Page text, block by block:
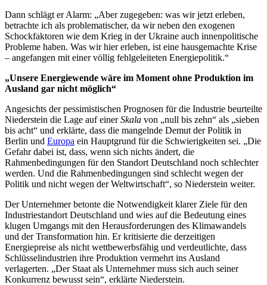
Dann schlägt er Alarm: „Aber zugegeben: was wir jetzt erleben,
betrachte ich als problematischer, da wir neben den exogenen
Schockfaktoren wie dem Krieg in der Ukraine auch innenpolitische
Probleme haben. Was wir hier erleben, ist eine hausgemachte Krise
– angefangen mit einer völlig fehlgeleiteten Energiepolitik.“
„Unsere Energiewende wäre im Moment ohne Produktion im
Ausland gar nicht möglich“
Angesichts der pessimistischen Prognosen für die Industrie beurteilte
Niederstein die Lage auf einerSkala von „null bis zehn“ als „sieben
bis acht“ und erklärte, dass die mangelnde Demut der Politik in
Berlin und Europa ein Hauptgrund für die Schwierigkeiten sei. „Die
Gefahr dabei ist, dass, wenn sich nichts ändert, die
Rahmenbedingungen für den Standort Deutschland noch schlechter
werden. Und die Rahmenbedingungen sind schlecht wegen der
Politik und nicht wegen der Weltwirtschaft“, so Niederstein weiter.
Der Unternehmer betonte die Notwendigkeit klarer Ziele für den
Industriestandort Deutschland und wies auf die Bedeutung eines
klugen Umgangs mit den Herausforderungen des Klimawandels
und der Transformation hin. Er kritisierte die derzeitigen
Energiepreise als nicht wettbewerbsfähig und verdeutlichte, dass
Schlüsselindustrien ihre Produktion vermehrt ins Ausland
verlagerten. „Der Staat als Unternehmer muss sich auch seiner
Konkurrenz bewusst sein“, erklärte Niederstein.